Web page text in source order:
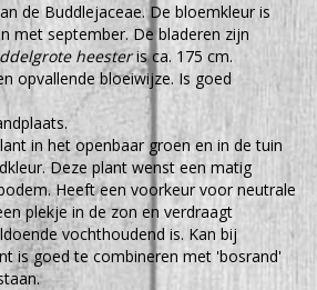
de Buddlejaceae. De bloemkleur is
met september. De bladeren zijn
heesteris ca. 175 cm.
opvallende bloeiwijze. Is goed
in het openbaar groen en in de tuin
Deze plant wenst een matig
Heeft een voorkeur voor neutrale
plekje in de zon en verdraagt
vochthoudend is. Kan bij
is goed te combineren met 'bosrand'